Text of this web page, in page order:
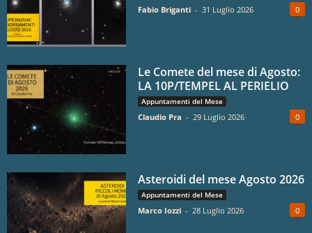
Fabio Briganti - 31 Luglio 2026 0
Le Comete del mese di Agosto:
LA 10P/TEMPEL AL PERIELIO
Appuntamenti del Mese
Claudio Pra - 29 Luglio 2026 0
Asteroidi del mese Agosto 2026
Appuntamenti del Mese
Marco Iozzi - 28 Luglio 2026 0